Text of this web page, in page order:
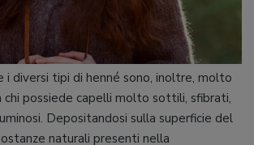
diversi tipi di henné sono, inoltre, molto
chi possiede capelli molto sottili, sfibrati,
Depositandosi sulla superficie del
naturali presenti nella